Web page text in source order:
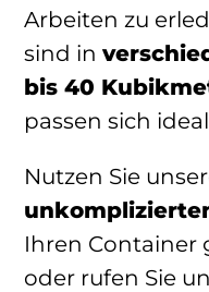
Arbeiten zu
sind in
bis 40
passen sich
Nutzen Sie
Ihren Container
oder rufen Sie